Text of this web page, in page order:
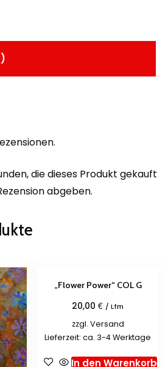
die dieses Produkt gekauft
abgeben.
„Flower Power“ COL G
20,00€ / Lfm
zzgl. Versand
Lieferzeit: ca. 3-4 Werktage
In den Warenkorb